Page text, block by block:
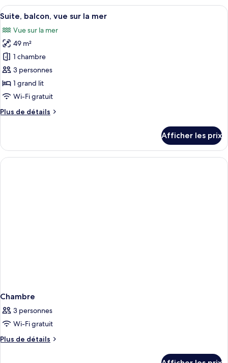
le
parc
Junior,
vue
le
parc
Afficher
toutes
les
photos
pour
ce
type
de
chambre :
Suite,
sur
la
Un lit bien fait, avec du linge de lit
6
Suite, balcon, vue sur la mer
Vue sur la mer
49 m²
1 chambre
3 personnes
1 grand lit
Wi-Fi gratuit
Plus de détails
Plus
Suite,
balcon,
vue
Afficher les prix
Chambre
3 personnes
Wi-Fi gratuit
Plus de détails
Plus